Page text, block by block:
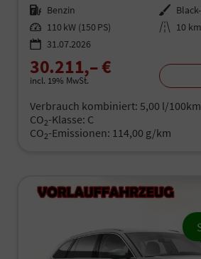
Kraftstoff Benzin Außenfarbe
Leistung 110 kW (150 PS) Kilometerstand 10 km
31.07.2026
30.211,– €
incl. 19% MwSt.
Verbrauch kombiniert: 5,00 l/100km
CO2-Klasse: C
CO2-Emissionen: 114,00 g/km